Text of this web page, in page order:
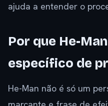
ajuda a entender o
Por que He-
específico de
He-Man não é só um